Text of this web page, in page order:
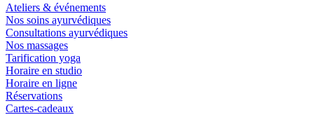
Ateliers & événements
Nos soins ayurvédiques
Consultations ayurvédiques
Nos massages
Tarification yoga
Horaire en studio
Horaire en ligne
Réservations
Cartes-cadeaux